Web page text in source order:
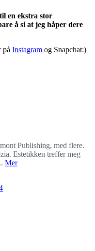
en ekstra stor
å si at jeg håper dere
på Instagram og Snapchat:)
Publishing, med flere.
Estetikken treffer meg
Mer